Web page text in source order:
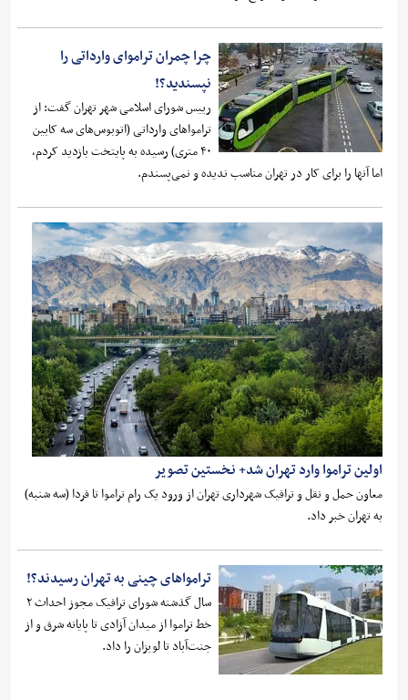
چرا چمران تراموای وارداتی را
نپسندید؟!
رییس شورای اسلامی شهر تهران گفت: از
تراموا‌های وارداتی (اتوبوس‌های سه کابین
۴۰ متری) رسیده به پایتخت بازدید کردم،
اما آنها را برای کار در تهران مناسب ندیده و نمی‌پسندم.
اولین تراموا وارد تهران شد+ نخستین تصویر
معاون حمل و نقل و ترافیک شهرداری تهران از ورود یک رام تراموا تا فردا (سه شنبه)
به تهران خبر داد.
ترامواهای چینی به تهران رسیدند؟!
سال گذشته شورای ترافیک مجوز احداث ۲
خط تراموا از میدان آزادی تا پایانه شرق و از
جنت‌آباد تا لویزان را داد.